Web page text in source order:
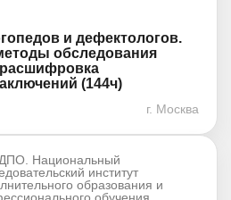
и дефектологов.
обследования
(144ч)
г. Москва
Национальный
институт
образования и